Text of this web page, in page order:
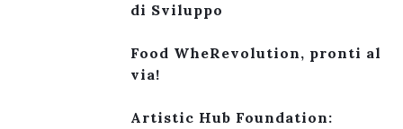
di Sviluppo
Food WheRevolution, pronti al
via!
Artistic Hub Foundation: